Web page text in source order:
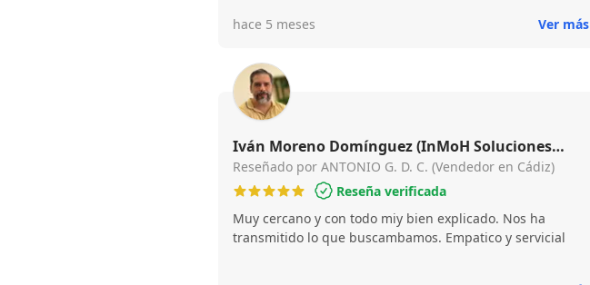
profesionalidad. Ha hecho que todo el proceso fuera
muchísimo en un momento así. Sin duda, lo recomiendo a
cualquier persona que esté buscando comprar una
vivienda.
hace 5 meses Ver más
Iván Moreno Domínguez (InMoH Soluciones
Inmobiliarias e Hipotecarias)
Reseñado por ANTONIO G. D. C. (Vendedor en Cádiz)
Reseña verificada
Muy cercano y con todo miy bien explicado. Nos ha
transmitido lo que buscambamos. Empatico y servicial